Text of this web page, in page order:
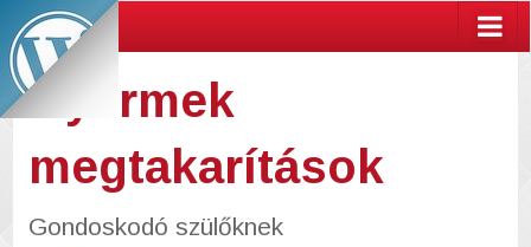
Gyermek
megtakarítások
Gondoskodó szülőknek